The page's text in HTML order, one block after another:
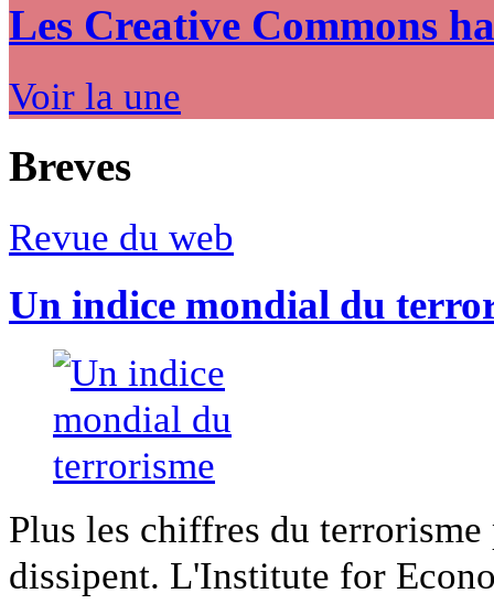
Les Creative Commons
Voir la une
Breves
Revue du web
Un indice mondial du
Plus les chiffres du
dissipent. L'Institute for